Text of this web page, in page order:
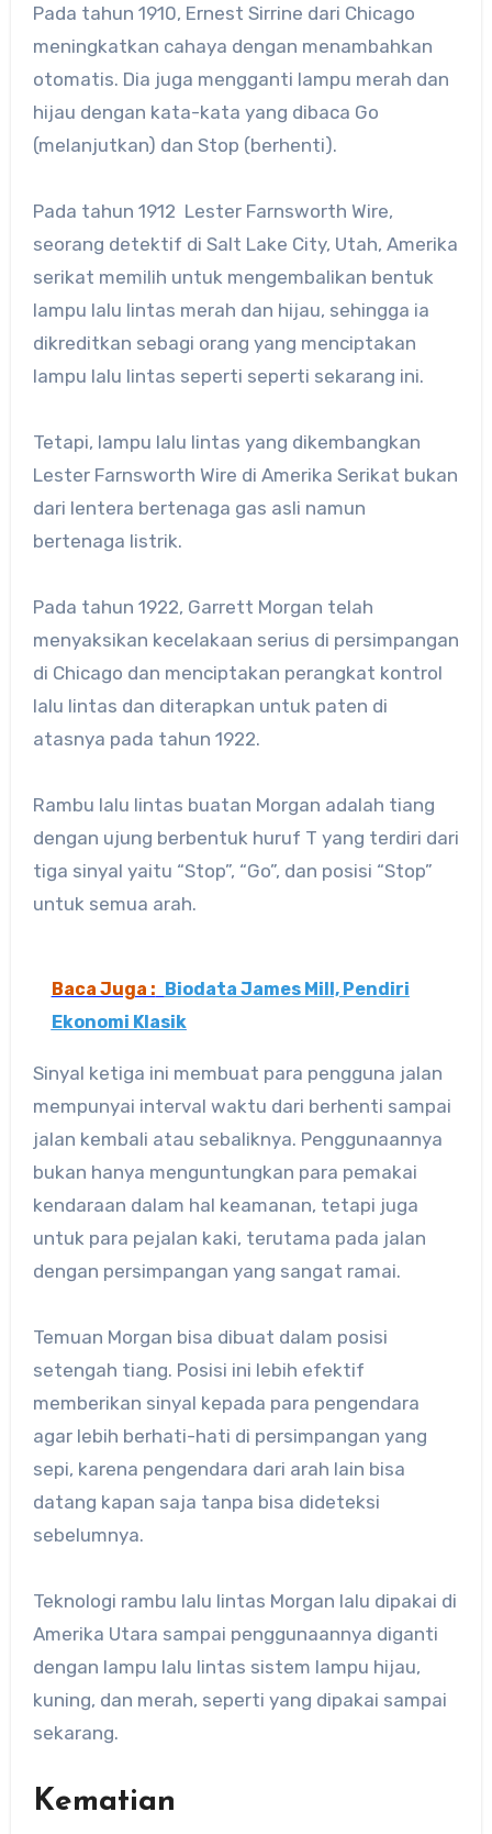
Pada tahun 1910, Ernest Sirrine dari Chicago
meningkatkan cahaya dengan menambahkan
otomatis. Dia juga mengganti lampu merah dan
hijau dengan kata-kata yang dibaca Go
(melanjutkan) dan Stop (berhenti).
Pada tahun 1912 Lester Farnsworth Wire,
seorang detektif di Salt Lake City, Utah, Amerika
serikat memilih untuk mengembalikan bentuk
lampu lalu lintas merah dan hijau, sehingga ia
dikreditkan sebagi orang yang menciptakan
lampu lalu lintas seperti seperti sekarang ini.
Tetapi, lampu lalu lintas yang dikembangkan
Lester Farnsworth Wire di Amerika Serikat bukan
dari lentera bertenaga gas asli namun
bertenaga listrik.
Pada tahun 1922, Garrett Morgan telah
menyaksikan kecelakaan serius di persimpangan
di Chicago dan menciptakan perangkat kontrol
lalu lintas dan diterapkan untuk paten di
atasnya pada tahun 1922.
Rambu lalu lintas buatan Morgan adalah tiang
dengan ujung berbentuk huruf T yang terdiri dari
tiga sinyal yaitu “Stop”, “Go”, dan posisi “Stop”
untuk semua arah.
Baca Juga :
Biodata James Mill, Pendiri
Ekonomi Klasik
Sinyal ketiga ini membuat para pengguna jalan
mempunyai interval waktu dari berhenti sampai
jalan kembali atau sebaliknya. Penggunaannya
bukan hanya menguntungkan para pemakai
kendaraan dalam hal keamanan, tetapi juga
untuk para pejalan kaki, terutama pada jalan
dengan persimpangan yang sangat ramai.
Temuan Morgan bisa dibuat dalam posisi
setengah tiang. Posisi ini lebih efektif
memberikan sinyal kepada para pengendara
agar lebih berhati-hati di persimpangan yang
sepi, karena pengendara dari arah lain bisa
datang kapan saja tanpa bisa dideteksi
sebelumnya.
Teknologi rambu lalu lintas Morgan lalu dipakai di
Amerika Utara sampai penggunaannya diganti
dengan lampu lalu lintas sistem lampu hijau,
kuning, dan merah, seperti yang dipakai sampai
sekarang.
Kematian